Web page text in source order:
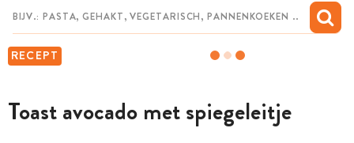
RECEPT
Toast avocado met spiegeleitje
MIJN BEWAARDE RECEPTEN